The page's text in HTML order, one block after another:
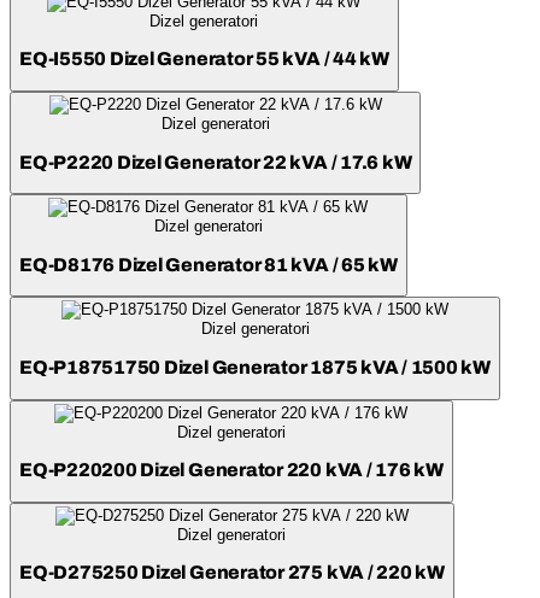
Dizel generatori
EQ-I5550 Dizel Generator 55 kVA / 44 kW
Dizel generatori
EQ-P2220 Dizel Generator 22 kVA / 17.6 kW
Dizel generatori
EQ-D8176 Dizel Generator 81 kVA / 65 kW
Dizel generatori
EQ-P18751750 Dizel Generator 1875 kVA / 1500 kW
Dizel generatori
EQ-P220200 Dizel Generator 220 kVA / 176 kW
Dizel generatori
EQ-D275250 Dizel Generator 275 kVA / 220 kW